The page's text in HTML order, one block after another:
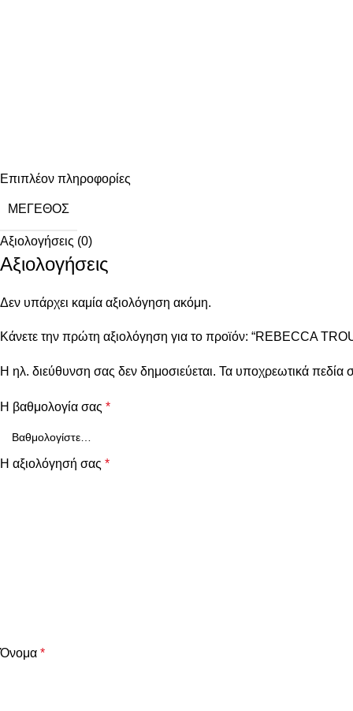
Επιπλέον πληροφορίες
ΜΈΓΕΘΟΣ
Αξιολογήσεις (0)
Αξιολογήσεις
Δεν υπάρχει καμία αξιολόγηση ακόμη.
Κάνετε την πρώτη αξιολόγηση για το προϊόν: “REBECCA
Η ηλ. διεύθυνση σας δεν δημοσιεύεται. Τα υποχρεωτικά πεδία
Η βαθμολογία σας *
Η αξιολόγησή σας *
Όνομα *